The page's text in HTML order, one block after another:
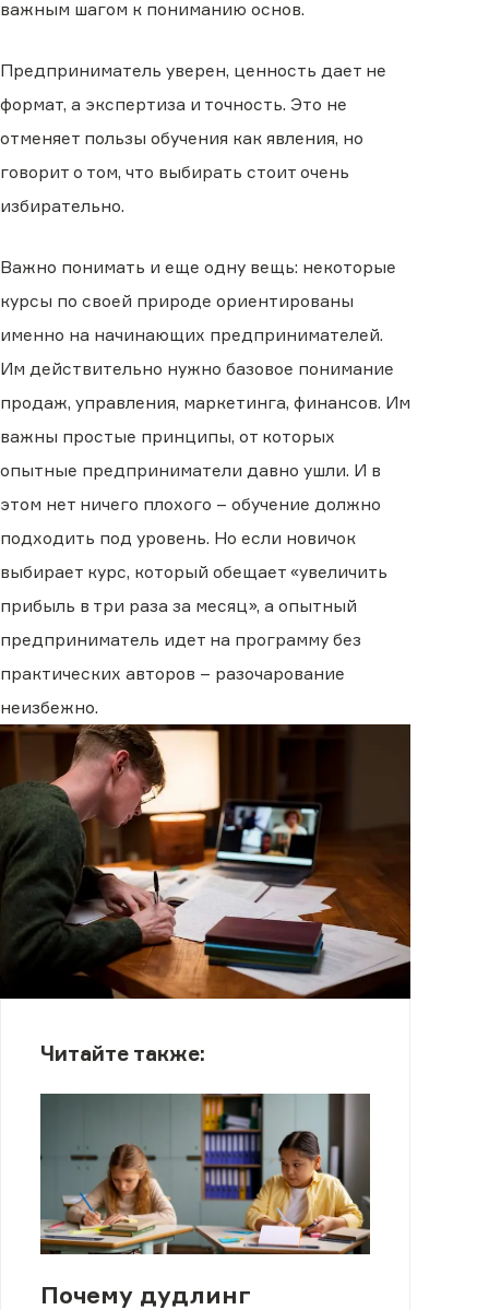
важным шагом к пониманию основ.
Предприниматель уверен, ценность дает не
формат, а экспертиза и точность. Это не
отменяет пользы обучения как явления, но
говорит о том, что выбирать стоит очень
избирательно.
Важно понимать и еще одну вещь: некоторые
курсы по своей природе ориентированы
именно на начинающих предпринимателей.
Им действительно нужно базовое понимание
продаж, управления, маркетинга, финансов. Им
важны простые принципы, от которых
опытные предприниматели давно ушли. И в
этом нет ничего плохого – обучение должно
подходить под уровень. Но если новичок
выбирает курс, который обещает «увеличить
прибыль в три раза за месяц», а опытный
предприниматель идет на программу без
практических авторов – разочарование
неизбежно.
Читайте также:
Почему дудлинг